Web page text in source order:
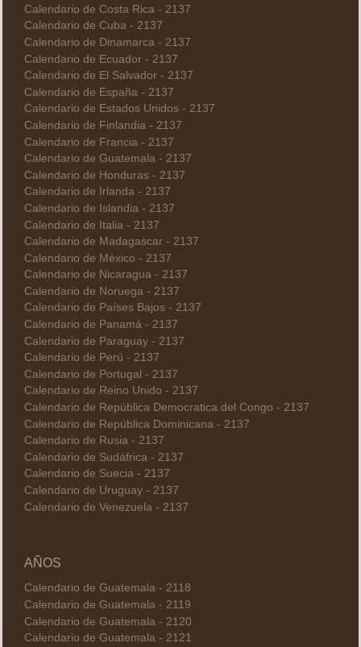
Calendario de Costa Rica - 2137
Calendario de Cuba - 2137
Calendario de Dinamarca - 2137
Calendario de Ecuador - 2137
Calendario de El Salvador - 2137
Calendario de España - 2137
Calendario de Estados Unidos - 2137
Calendario de Finlandia - 2137
Calendario de Francia - 2137
Calendario de Guatemala - 2137
Calendario de Honduras - 2137
Calendario de Irlanda - 2137
Calendario de Islandia - 2137
Calendario de Italia - 2137
Calendario de Madagascar - 2137
Calendario de México - 2137
Calendario de Nicaragua - 2137
Calendario de Noruega - 2137
Calendario de Países Bajos - 2137
Calendario de Panamá - 2137
Calendario de Paraguay - 2137
Calendario de Perú - 2137
Calendario de Portugal - 2137
Calendario de Reino Unido - 2137
Calendario de República Democratica del Congo - 2137
Calendario de República Dominicana - 2137
Calendario de Rusia - 2137
Calendario de Sudáfrica - 2137
Calendario de Suecia - 2137
Calendario de Uruguay - 2137
Calendario de Venezuela - 2137
AÑOS
Calendario de Guatemala - 2118
Calendario de Guatemala - 2119
Calendario de Guatemala - 2120
Calendario de Guatemala - 2121